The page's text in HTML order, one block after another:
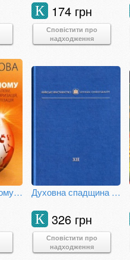
174 грн
К
Сповістити про
надходження
Релігія в сучасному світі: плюралізм, секуляризація, глобалізація Духовна спадщина Давнього Галича: Науковий збірник
326 грн
К
Сповістити про
надходження